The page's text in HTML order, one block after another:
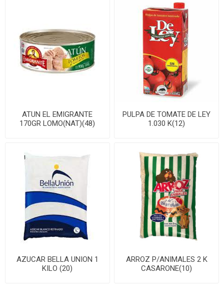
ATUN EL EMIGRANTE
170GR LOMO(NAT)(48)
PULPA DE TOMATE DE LEY
1.030 K(12)
AZUCAR BELLA UNION 1
KILO (20)
ARROZ P/ANIMALES 2 K
CASARONE(10)